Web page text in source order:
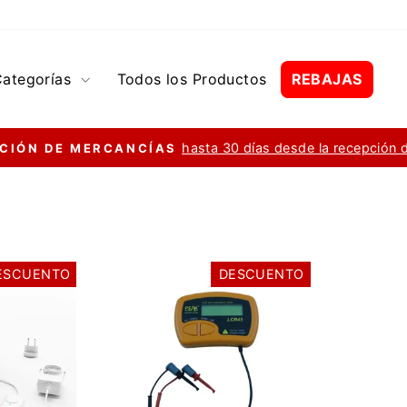
Todos los Productos REBAJAS
diapositivas
DE MERCANCÍAS hasta 30 días desde la recepción
DESCUENTO